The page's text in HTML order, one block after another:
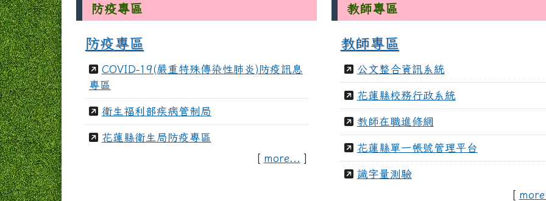
防疫專區
防疫專區
COVID-19(嚴重特殊傳染性肺炎)防疫訊息
專區
衛生福利部疾病管制局
花蓮縣衛生局防疫專區
more...
教師專區
教師專區
公文整合資訊系統
花蓮縣校務行政系統
教師在職進修網
花蓮縣單一帳號管理平台
識字量測驗